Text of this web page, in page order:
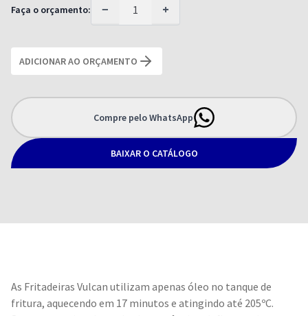
Faça o orçamento: − +
ADICIONAR AO ORÇAMENTO
Compre pelo WhatsApp
BAIXAR O CATÁLOGO
As Fritadeiras Vulcan utilizam apenas óleo no tanque de
fritura, aquecendo em 17 minutos e atingindo até 205ºC.